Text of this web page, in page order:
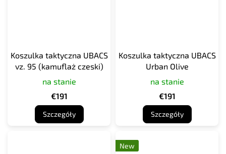
Koszulka taktyczna UBACS
vz. 95 (kamuflaż czeski)
na stanie
€191
Szczegóły
Koszulka taktyczna UBACS
Urban Olive
na stanie
€191
Szczegóły
New